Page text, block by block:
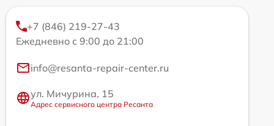
+7 (846) 219-27-43
Ежедневно с 9:00 до 21:00
info@resanta-repair-center.ru
ул. Мичурина, 15
Адрес сервисного центра Ресанта